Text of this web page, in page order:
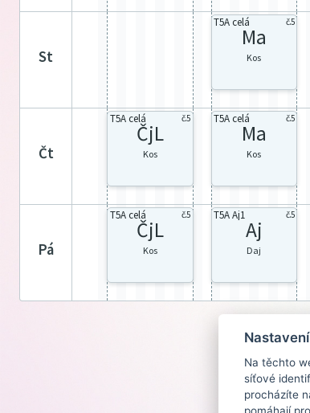
st
T5A celá č.5
Ma
Kos
čt
T5A celá č.5
ČjL
Kos
T5A celá č.5
Ma
Kos
pá
T5A celá č.5
ČjL
Kos
T5A Aj1 č.5
Aj
Daj
Na těchto
síťové
procházíte